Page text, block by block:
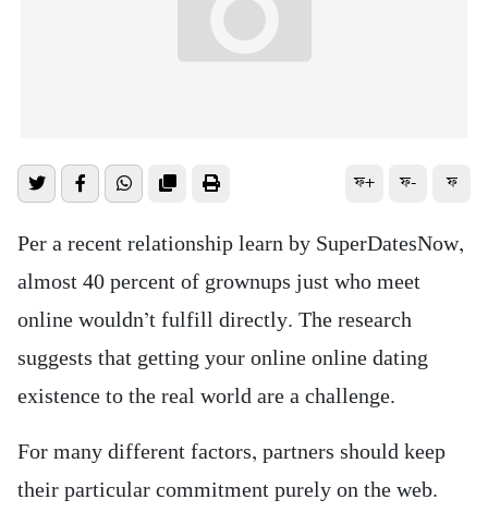
ফ+ ফ- ফ
Per a recent relationship learn by SuperDatesNow,
almost 40 percent of grownups just who meet
online wouldn’t fulfill directly. The research
suggests that getting your online online dating
existence to the real world are a challenge.
For many different factors, partners should keep
their particular commitment purely on the web.